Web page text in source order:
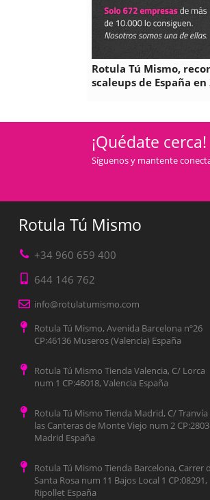
Rotula Tú Mismo,
scaleups de España en
¡Quédate cerca!
Síguenos y mantente
Rotula Tú Mismo
+34 960 659 400
644 146 762
info@rotulatumismo.com
Rotula Tú Mismo, Avenida Barcelona nº26
CP:46136 Museros (Valencia) España
Rotula Tú Mismo Tienda Valencia, C/ Lorca
num 1 CP:46018, Valencia España
Rotula Tú Mismo Tienda Madrid, C/ Tranvía
las Canteras de Monte Viejo num 2
Madrid España
Rotula Tú Mismo Tienda Barcelona, Carrer
Santa Rosa num 11 Bajos Local 1 CP:08291,
Ripollet España